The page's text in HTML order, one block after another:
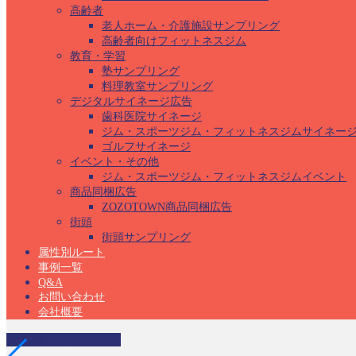
高齢者
老人ホーム・介護施設サンプリング
高齢者向けフィットネスジム
教育・学習
塾サンプリング
料理教室サンプリング
デジタルサイネージ広告
歯科医院サイネージ
ジム・スポーツジム・フィットネスジムサイネー
ゴルフサイネージ
イベント・その他
ジム・スポーツジム・フィットネスジムイベント
商品同梱広告
ZOZOTOWN商品同梱広告
街頭
街頭サンプリング
属性別ルート
事例一覧
Q&A
お問い合わせ
会社概要
保育園サンプリング